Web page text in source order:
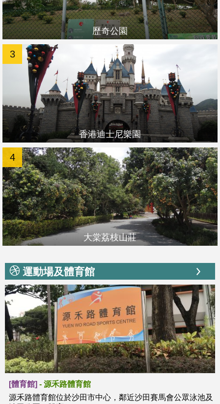
歷奇公園
3
香港迪士尼樂園
4
大棠荔枝山莊
運動場及體育館
[體育館] - 源禾路體育館
源禾路體育館位於沙田市中心，鄰近沙田賽馬會公眾泳池及